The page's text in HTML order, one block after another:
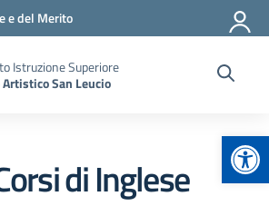
e del Merito
Istruzione Superiore
Artistico San Leucio
di Inglese